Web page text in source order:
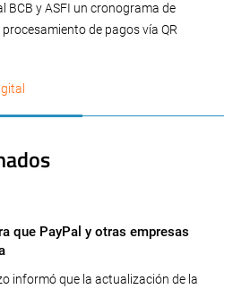
BCB y ASFI un cronograma de
de pagos vía QR
que PayPal y otras empresas
informó que la actualización de la